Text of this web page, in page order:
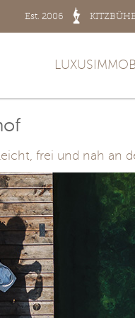
Est. 2006
frei und nah an